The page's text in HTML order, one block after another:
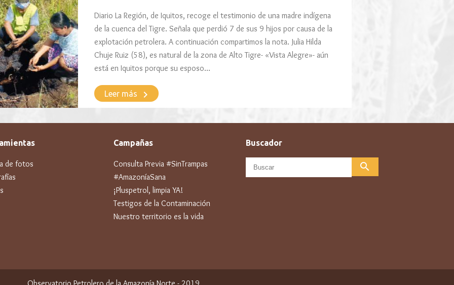
Diario La Región, de Iquitos, recoge el testimonio de una madre indígena
de la cuenca del Tigre. Señala que perdió 7 de sus 9 hijos por causa de la
explotación petrolera. A continuación compartimos la nota. Julia Hilda
Chuje Ruiz (58), es natural de la zona de Alto Tigre- «Vista Alegre»- aún
está en Iquitos porque su esposo…
Leer más keyboard_arrow_right
de fotos
Campañas
Consulta Previa #SinTrampas
#AmazoníaSana
¡Pluspetrol, limpia YA!
Testigos de la Contaminación
Nuestro territorio es la vida
Buscador
search
Observatorio Petrolero de la Amazonía Norte - 2019